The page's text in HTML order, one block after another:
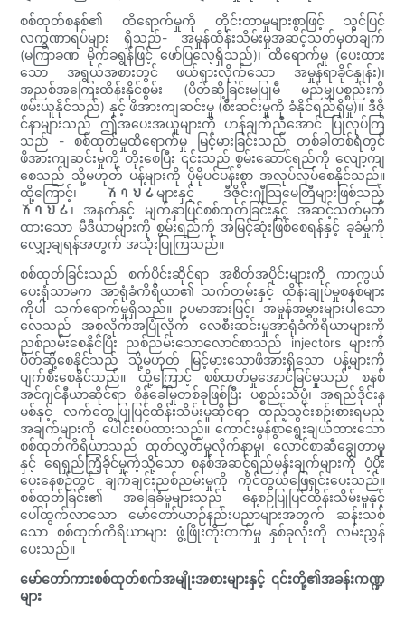
စစ်ထုတ်စနစ်၏ ထိရောက်မှုကို တိုင်းတာမှုများစွာဖြင့် သွင်ပြင်
လက္ခဏာရပ်များ ရှိသည်- အမှုန်ထိန်းသိမ်းမှုအဆင့်သတ်မှတ်ချက်
(မကြာခဏ မိုက်ခရွန်ဖြင့် ဖော်ပြလေ့ရှိသည်)၊ ထိရောက်မှု (ပေးထား
သော အရွယ်အစားတွင် ဖယ်ရှားလိုက်သော အမှုန်ရာခိုင်နှုန်း)၊
အညစ်အကြေးထိန်းနိုင်စွမ်း (ပိတ်ဆို့ခြင်းမပြုမီ မည်မျှပစ္စည်းကို
ဖမ်းယူနိုင်သည်) နှင့် ဖိအားကျဆင်းမှု (စီးဆင်းမှုကို ခံနိုင်ရည်ရှိမှု)။ ဒီဇို
င်နာများသည် ဤအပေးအယူများကို ဟန်ချက်ညီအောင် ပြုလုပ်ကြ
သည် - စစ်ထုတ်မှုထိရောက်မှု မြင့်မားခြင်းသည် တစ်ခါတစ်ရံတွင်
ဖိအားကျဆင်းမှုကို တိုးစေပြီး ၎င်းသည် စွမ်းဆောင်ရည်ကို လျော့ကျ
စေသည် သို့မဟုတ် ပန့်များကို ပိုမိုပင်ပန်းစွာ အလုပ်လုပ်စေနိုင်သည်။
ထို့ကြောင့်၊ ሽባህሪများနှင့် ဒီဇိုင်းဂျီသြမေတြီများဖြစ်သည့်
ሽባህሪ၊ အနက်နှင့် မျက်နှာပြင်စစ်ထုတ်ခြင်းနှင့် အဆင့်သတ်မှတ်
ထားသော မီဒီယာများကို စွမ်းရည်ကို အမြင့်ဆုံးဖြစ်စေရန်နှင့် ခုခံမှုကို
လျှော့ချရန်အတွက် အသုံးပြုကြသည်။
စစ်ထုတ်ခြင်းသည် စက်ပိုင်းဆိုင်ရာ အစိတ်အပိုင်းများကို ကာကွယ်
ပေးရုံသာမက အာရုံခံကိရိယာ၏ သက်တမ်းနှင့် ထိန်းချုပ်မှုစနစ်များ
ကိုပါ သက်ရောက်မှုရှိသည်။ ဥပမာအားဖြင့်၊ အမှုန်အမွှားများပါသော
လေသည် အစုလိုက်အပြုံလိုက် လေစီးဆင်းမှုအာရုံခံကိရိယာများကို
ညစ်ညမ်းစေနိုင်ပြီး ညစ်ညမ်းသောလောင်စာသည် injectors များကို
ပိတ်ဆို့စေနိုင်သည် သို့မဟုတ် မြင့်မားသောဖိအားရှိသော ပန့်များကို
ပျက်စီးစေနိုင်သည်။ ထို့ကြောင့် စစ်ထုတ်မှုအောင်မြင်မှုသည် စနစ်
အင်ဂျင်နီယာဆိုင်ရာ စိန်ခေါ်မှုတစ်ခုဖြစ်ပြီး ပစ္စည်းသိပ္ပံ၊ အရည်ဒိုင်းန
မစ်နှင့် လက်တွေ့ပြုပြင်ထိန်းသိမ်းမှုဆိုင်ရာ ထည့်သွင်းစဉ်းစားရမည့်
အချက်များကို ပေါင်းစပ်ထားသည်။ ကောင်းမွန်စွာရွေးချယ်ထားသော
စစ်ထုတ်ကိရိယာသည် ထုတ်လွှတ်မှုလိုက်နာမှု၊ လောင်စာဆီချွေတာမှု
နှင့် ရေရှည်ကြံ့ခိုင်မှုကဲ့သို့သော စနစ်အဆင့်ရည်မှန်းချက်များကို ပံ့ပိုး
ပေးနေစဉ်တွင် ချက်ချင်းညစ်ညမ်းမှုကို ကိုင်တွယ်ဖြေရှင်းပေးသည်။
စစ်ထုတ်ခြင်း၏ အခြေခံမူများသည် နေ့စဉ်ပြုပြင်ထိန်းသိမ်းမှုနှင့်
ပေါ်ထွက်လာသော မော်တော်ယာဉ်နည်းပညာများအတွက် ဆန်းသစ်
သော စစ်ထုတ်ကိရိယာများ ဖွံ့ဖြိုးတိုးတက်မှု နှစ်ခုလုံးကို လမ်းညွှန်
ပေးသည်။
မော်တော်ကားစစ်ထုတ်စက်အမျိုးအစားများနှင့် ၎င်းတို့၏အခန်းကဏ္ဍ
များ